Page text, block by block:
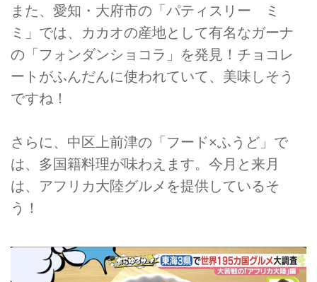
また、愛知・大府市の「パティスリー ミ
ミ」では、カカオの産地として有名なガーナ
の「フォンダンショコラ」を発見！チョコレ
ートがふんだんに使われていて、美味しそう
ですね！
さらに、中区上前津の「フード×ふうど」で
は、多国籍料理が味わえます。今月と来月
は、アフリカ大陸グルメを提供しているそ
う！